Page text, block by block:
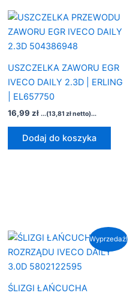
USZCZELKA ZAWORU EGR
IVECO DAILY 2.3D | ERLING
| EL657750
16,99 zł ...(13,81 złnetto)...
Dodaj do koszyka
Wyprzedaż!
ŚLIZGI ŁAŃCUCHA
Pierwotna
wynosiła:
373,15 zł.
Aktualna
cena
wynosi:
207,07 zł.